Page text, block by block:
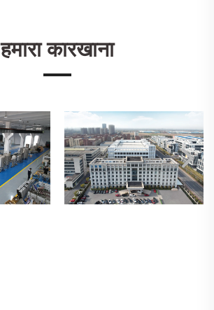
हमारा कारखाना